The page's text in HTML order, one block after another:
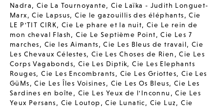
Nadra, Cie La Tournoyante, Cie Laïka - Judith Longuet-
Marx,Cie Lapsus,Cie le gazouillis des éléphants,Cie
LE P'TIT CIRK,Cie Le phare et la nuit,Cie Le rein de
mon cheval Flash,Cie Le Septième Point,Cie Les 7
marches, Cie les Aimants,Cie Les Bleus de travail, Cie
Les Chevaux Célestes, Cie Les Choses de Rien ,Cie Les
Corps Vagabonds, Cie Les Diptik,Cie Les Elephants
Rouges,Cie Les Encombrants, Cie Les Griottes, Cie Les
GüMs,Cie Les Îles Voisines, Cie Les Os Bleus, Cie Les
Sardines en boîte, Cie Les Yeux de l'Inconnu ,Cie Les
Yeux Persans, Cie Loutop ,Cie Lunatic, Cie Luz,Cie